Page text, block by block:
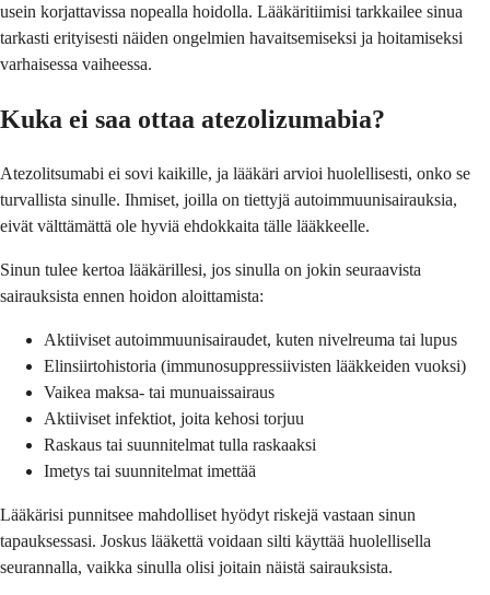
usein korjattavissa nopealla hoidolla. Lääkäritiimisi tarkkailee sinua
tarkasti erityisesti näiden ongelmien havaitsemiseksi ja hoitamiseksi
varhaisessa vaiheessa.
Kuka ei saa ottaa atezolizumabia?
Atezolitsumabi ei sovi kaikille, ja lääkäri arvioi huolellisesti, onko se
turvallista sinulle. Ihmiset, joilla on tiettyjä autoimmuunisairauksia,
eivät välttämättä ole hyviä ehdokkaita tälle lääkkeelle.
Sinun tulee kertoa lääkärillesi, jos sinulla on jokin seuraavista
sairauksista ennen hoidon aloittamista:
Aktiiviset autoimmuunisairaudet, kuten nivelreuma tai lupus
Elinsiirtohistoria (immunosuppressiivisten lääkkeiden vuoksi)
Vaikea maksa- tai munuaissairaus
Aktiiviset infektiot, joita kehosi torjuu
Raskaus tai suunnitelmat tulla raskaaksi
Imetys tai suunnitelmat imettää
Lääkärisi punnitsee mahdolliset hyödyt riskejä vastaan ​​sinun
tapauksessasi. Joskus lääkettä voidaan silti käyttää huolellisella
seurannalla, vaikka sinulla olisi joitain näistä sairauksista.